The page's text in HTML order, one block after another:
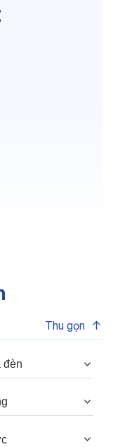
3500K,
Thu gọn
đèn